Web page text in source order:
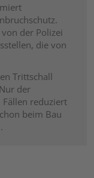
der Polizei
die von
Trittschall
der
reduziert
beim Bau